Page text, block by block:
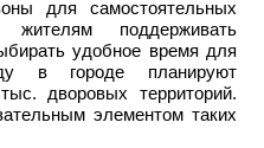
для самостоятельных
поддерживать
удобное время для
в городе планируют
дворовых территорий.
элементом таких